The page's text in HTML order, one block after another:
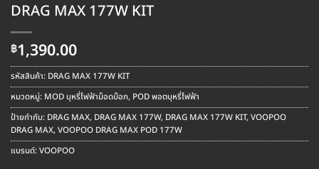
DRAG MAX 177W KIT
฿1,390.00
รหัสสินค้า: DRAG MAX 177W KIT
หมวดหมู่: MOD บุหรี่ไฟฟ้าม็อดบ๊อก, POD พอตบุหรี่ไฟฟ้า
ป้ายกำกับ: DRAG MAX, DRAG MAX 177W, DRAG MAX 177W KIT, VOOPOO
DRAG MAX, VOOPOO DRAG MAX POD 177W
แบรนด์:VOOPOO